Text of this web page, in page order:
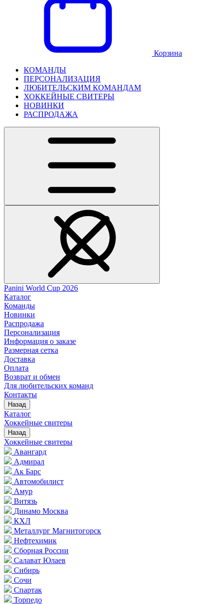
Корзина
КОМАНДЫ
ПЕРСОНАЛИЗАЦИЯ
ЛЮБИТЕЛЬСКИМ КОМАНДАМ
ХОККЕЙНЫЕ СВИТЕРЫ
НОВИНКИ
РАСПРОДАЖА
Panini World Cup 2026
Каталог
Команды
Новинки
Распродажа
Персонализация
Информация о заказе
Размерная сетка
Доставка
Оплата
Возврат и обмен
Для любительских команд
Контакты
Назад
Каталог
Хоккейные свитеры
Назад
Хоккейные свитеры
Авангард
Адмирал
Ак Барс
Автомобилист
Амур
Витязь
Динамо Москва
КХЛ
Металлург Магнитогорск
Нефтехимик
Сборная России
Салават Юлаев
Сибирь
Сочи
Спартак
Торпедо